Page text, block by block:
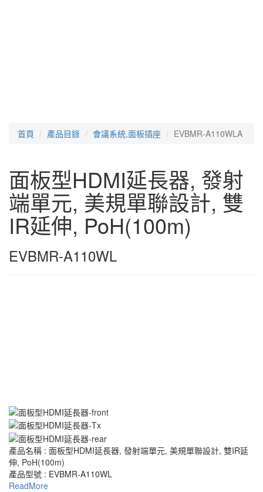
首頁 產品目錄 會議系統,面板插座 EVBMR-A110WLA
面板型HDMI延長器, 發射
端單元, 美規單聯設計, 雙
IR延伸, PoH(100m)
EVBMR-A110WL
產品名稱 : 面板型HDMI延長器, 發射端單元, 美規單聯設計, 雙IR延
伸, PoH(100m)
產品型號 : EVBMR-A110WL
ReadMore